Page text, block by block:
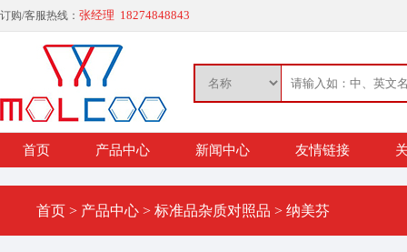
订购/客服热线： 张经理 18274848843
首页 产品中心 新闻中心 友情链接
首页 > 产品中心 > 标准品杂质对照品 > 纳美芬